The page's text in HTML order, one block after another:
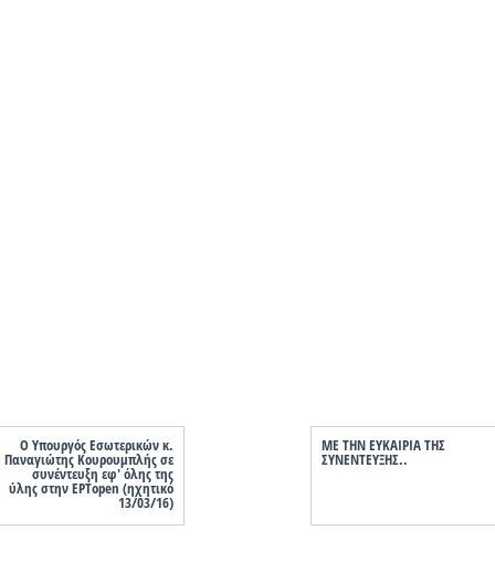
Ο Υπουργός Εσωτερικών κ.
Παναγιώτης Κουρουμπλής σε
συνέντευξη εφ' όλης της
ύλης στην ΕΡΤopen (ηχητικό
13/03/16)
ΜΕ ΤΗΝ ΕΥΚΑΙΡΙΑ ΤΗΣ
ΣΥΝΕΝΤΕΥΞΗΣ..